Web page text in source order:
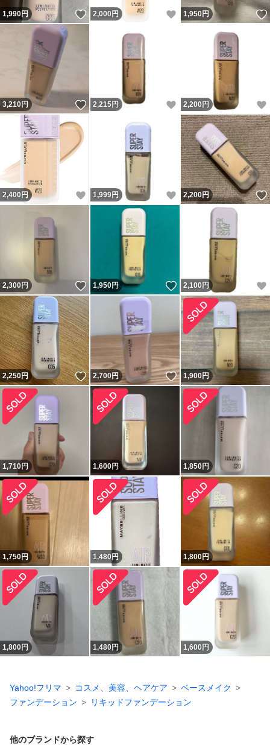
1,990円 いいね！
2,000 円 いいね！
1,950円
3,210円 いいね！
2,215円 いいね！
2,200 円
2,400 円 いいね！
1,999円 いいね！
2,200円
2,300円 いいね！
1,950円 いいね！
2,100 円
2,250円 いいね！
2,700円 いいね！
1,900円
1,710円 1,600円 1,850円
1,750円 1,480 円 1,800円
1,800円 1,480円 1,600 円
Yahoo!フリマ コスメ、美容、ヘアケア
ベースメイク
ファンデーション
リキッドファンデーション
他のブランドから探す